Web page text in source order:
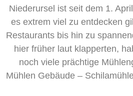
Niederursel ist seit dem 1.
es extrem viel zu entdecken
Restaurants bis hin zu
hier früher laut klapperten,
noch viele prächtige
Mühlen Gebäude –